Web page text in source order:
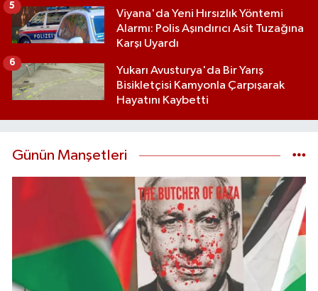
Viyana'da Yeni Hırsızlık Yöntemi
Alarmı: Polis Aşındırıcı Asit Tuzağına
Karşı Uyardı
5
Yukarı Avusturya'da Bir Yarış
Bisikletçisi Kamyonla Çarpışarak
Hayatını Kaybetti
6
Günün Manşetleri